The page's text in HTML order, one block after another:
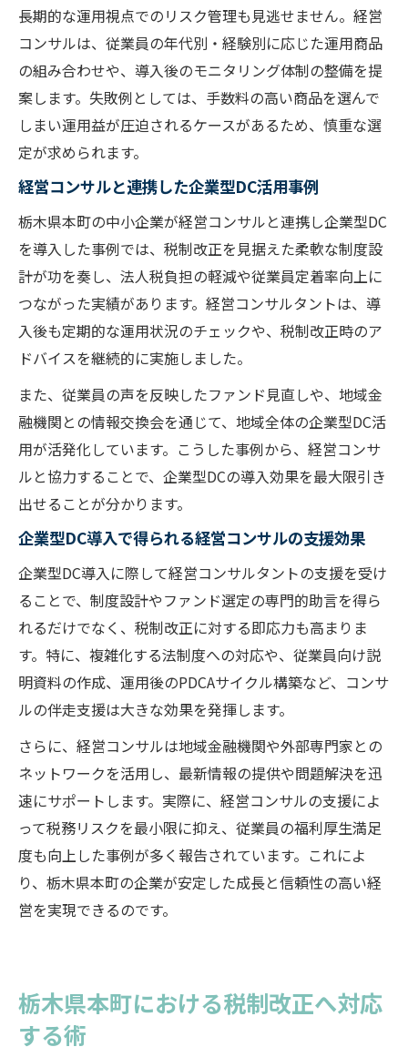
企業型DCファンド選びで失敗しない方法
長期的な運用視点でのリスク管理も見逃せません。経営
コンサルは、従業員の年代別・経験別に応じた運用商品
の組み合わせや、導入後のモニタリング体制の整備を提
案します。失敗例としては、手数料の高い商品を選んで
しまい運用益が圧迫されるケースがあるため、慎重な選
定が求められます。
経営コンサルと連携した企業型DC活用事例
栃木県本町の中小企業が経営コンサルと連携し企業型DC
を導入した事例では、税制改正を見据えた柔軟な制度設
計が功を奏し、法人税負担の軽減や従業員定着率向上に
つながった実績があります。経営コンサルタントは、導
入後も定期的な運用状況のチェックや、税制改正時のア
ドバイスを継続的に実施しました。
また、従業員の声を反映したファンド見直しや、地域金
融機関との情報交換会を通じて、地域全体の企業型DC活
用が活発化しています。こうした事例から、経営コンサ
ルと協力することで、企業型DCの導入効果を最大限引き
出せることが分かります。
企業型DC導入で得られる経営コンサルの支援効果
企業型DC導入に際して経営コンサルタントの支援を受け
ることで、制度設計やファンド選定の専門的助言を得ら
れるだけでなく、税制改正に対する即応力も高まりま
す。特に、複雑化する法制度への対応や、従業員向け説
明資料の作成、運用後のPDCAサイクル構築など、コンサ
ルの伴走支援は大きな効果を発揮します。
さらに、経営コンサルは地域金融機関や外部専門家との
ネットワークを活用し、最新情報の提供や問題解決を迅
速にサポートします。実際に、経営コンサルの支援によ
って税務リスクを最小限に抑え、従業員の福利厚生満足
度も向上した事例が多く報告されています。これによ
り、栃木県本町の企業が安定した成長と信頼性の高い経
営を実現できるのです。
栃木県本町における税制改正へ対応
する術